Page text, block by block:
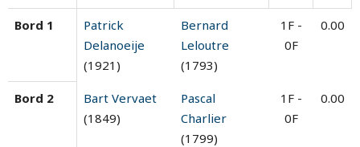
Bord 1
Patrick
Delanoeije
(1921)
Bernard
Leloutre
(1793)
1F -
0F
0.00
Bord 2
Bart Vervaet
(1849)
Pascal
Charlier
(1799)
1F -
0F
0.00